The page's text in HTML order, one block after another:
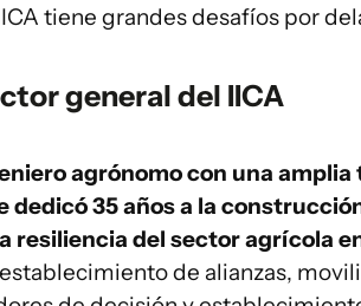
tiene grandes desafíos por
general del IICA
agrónomo con una
dedicó 35 años a la
resiliencia del sector agrícola
de alianzas,